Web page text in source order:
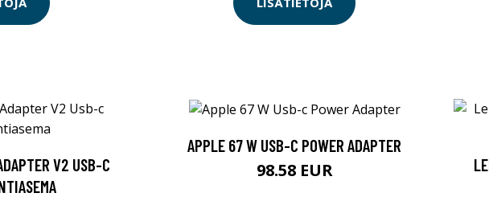
V2 USB-C
APPLE 67 W USB-C POWER ADAPTER
98.58 EUR